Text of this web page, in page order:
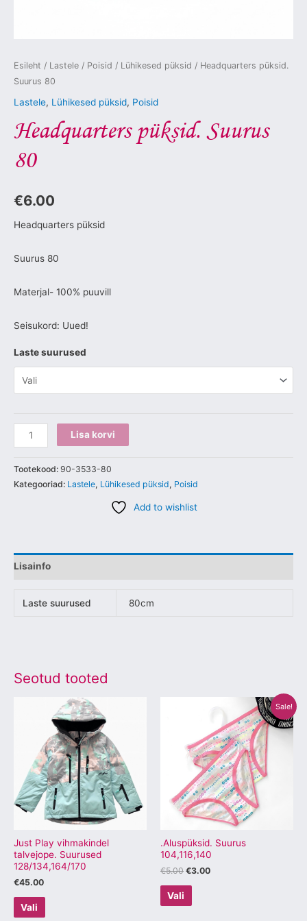
Esileht / Lastele / Poisid / Lühikesed püksid / Headquarters püksid.
Suurus 80
Lastele, Lühikesed püksid, Poisid
Headquarters püksid. Suurus
80
€6.00
Headquarters püksid
Suurus 80
Materjal- 100% puuvill
Seisukord: Uued!
Laste suurused
Lisa korvi
Tootekood: 90-3533-80
Kategooriad: Lastele, Lühikesed püksid, Poisid
Add to wishlist
Lisainfo
Laste suurused 80cm
Seotud tooted
Just Play vihmakindel
talvejope. Suurused
128/134,164/170
€45.00
Vali
Sellel
tootel
on
mitu
varianti.
Valikuid
saab
teha
tootelehel.
Sale!
.Aluspüksid. Suurus
104,116,140
€5.00
€5.00.
€3.00
€3.00.
Vali
on
mitu
varianti.
Valikuid
saab
teha
tootelehel.